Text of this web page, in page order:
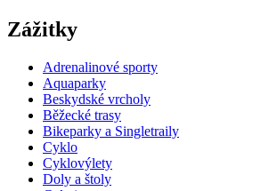
Zážitky
Adrenalinové sporty
Aquaparky
Beskydské vrcholy
Běžecké trasy
Bikeparky a Singletraily
Cyklo
Cyklovýlety
Doly a štoly